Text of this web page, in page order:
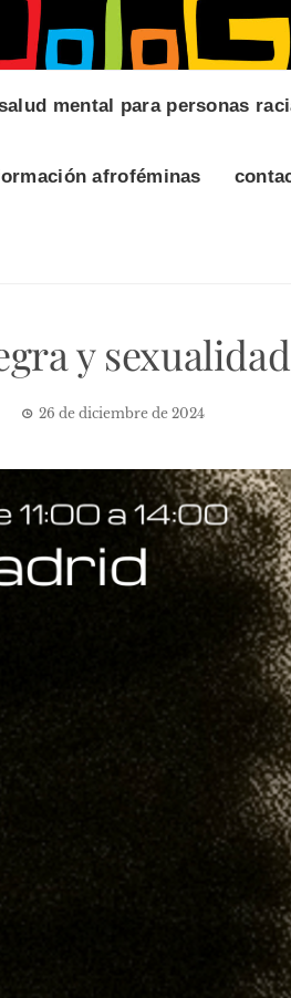
mental para personas
afroféminas
y
26 de diciembre de 2024